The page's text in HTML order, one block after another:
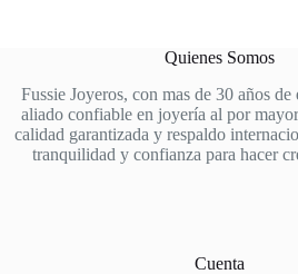
Quienes Somos
Fussie Joyeros, con mas de 30 años de
aliado confiable en joyería al por
calidad garantizada y respaldo
tranquilidad y confianza para hacer
Cuenta